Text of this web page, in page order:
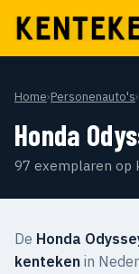
Home›Personenauto's›
Honda
97 exemplaren op
De Honda
kenteken in